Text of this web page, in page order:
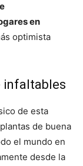
en
optimista
infaltables
de esta
de buena
el mundo en
desde la